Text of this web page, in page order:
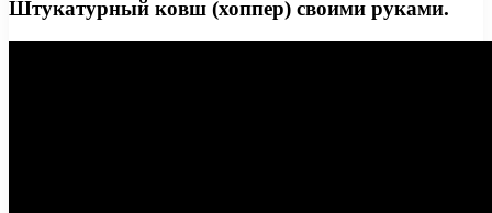
Штукатурный ковш (хоппер) своими руками.